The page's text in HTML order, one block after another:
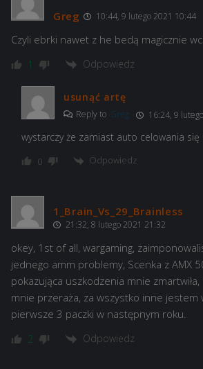
Greg 10:44, 9 lutego 2021 10:44
Czyli ebrki nawet z he bedą magicznie
1 Odpowiedz
usunąć artę
Reply to Greg 16:24, 9
wystarczy że zamiast auto celowania się
0 Odpowiedz
1_Brain_Vs_29_Brainless
21:32, 8 lutego 2021 21:32
okey, 1st of all, wargaming,
jednego amm problemy, Scenka z AMX
pokazująca uszkodzenia mnie zmartwiła,
mnie przeraża, za wszystko inne jestem
pierwsze 3 paczki w następnym roku.
2 Odpowiedz